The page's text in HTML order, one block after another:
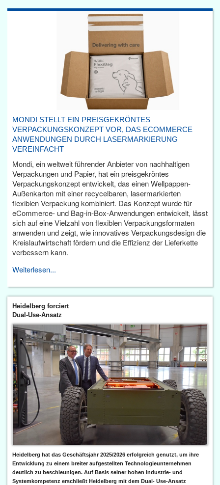
MONDI STELLT EIN PREISGEKRÖNTES
VERPACKUNGSKONZEPT VOR, DAS ECOMMERCE
ANWENDUNGEN DURCH LASERMARKIERUNG
VEREINFACHT
Mondi, ein weltweit führender Anbieter von nachhaltigen
Verpackungen und Papier, hat ein preisgekröntes
Verpackungskonzept entwickelt, das einen Wellpappen-
Außenkarton mit einer recycelbaren, lasermarkierten
flexiblen Verpackung kombiniert. Das Konzept wurde für
eCommerce- und Bag-in-Box-Anwendungen entwickelt, lässt
sich auf eine Vielzahl von flexiblen Verpackungsformaten
anwenden und zeigt, wie innovatives Verpackungsdesign die
Kreislaufwirtschaft fördern und die Effizienz der Lieferkette
verbessern kann.
Weiterlesen...
Heidelberg forciert
Dual-Use-Ansatz
Heidelberg hat das Geschäftsjahr 2025/2026 erfolgreich genutzt, um ihre
Entwicklung zu einem breiter aufgestellten Technologieunternehmen
deutlich zu beschleunigen. Auf Basis seiner hohen Industrie- und
Systemkompetenz erschließt Heidelberg mit dem Dual- Use-Ansatz